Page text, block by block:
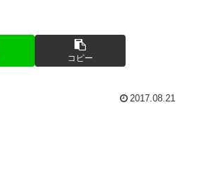
コピー
2017.08.21